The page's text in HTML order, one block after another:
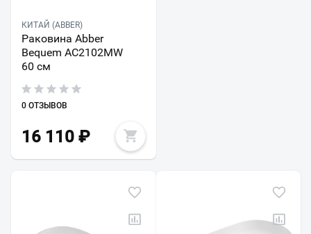
КИТАЙ (ABBER)
Раковина Abber
Bequem AC2102MW
60 см
0 ОТЗЫВОВ
16 110 ₽